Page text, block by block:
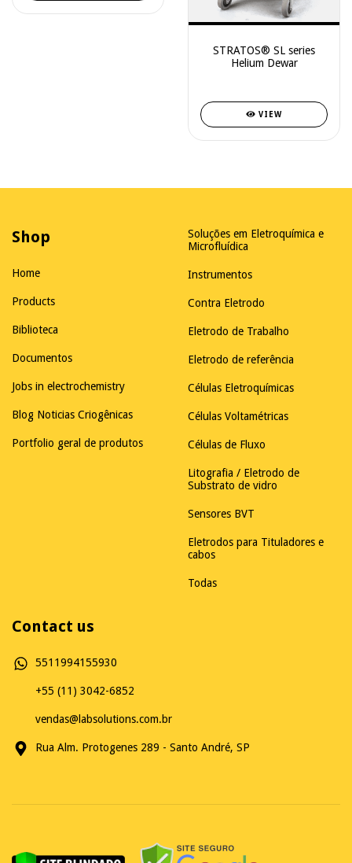
STRATOS® SL series
Helium Dewar
VIEW
Shop
Home
Products
Biblioteca
Documentos
Jobs in electrochemistry
Blog Noticias Criogênicas
Portfolio geral de produtos
Soluções em Eletroquímica e
Microfluídica
Instrumentos
Contra Eletrodo
Eletrodo de Trabalho
Eletrodo de referência
Células Eletroquímicas
Células Voltamétricas
Células de Fluxo
Litografia / Eletrodo de
Substrato de vidro
Sensores BVT
Eletrodos para Tituladores e
cabos
Todas
Contact us
5511994155930
+55 (11) 3042-6852
vendas@labsolutions.com.br
Rua Alm. Protogenes 289 - Santo André, SP